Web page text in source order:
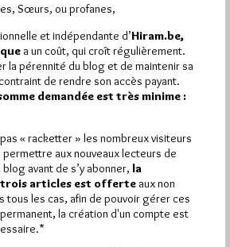
2026, Hiram.be a reçu1 698 visites
été lues (Source : Pirsch.io)
Plus d’informations
- RSS
Sœurs, ou profanes,
et indépendante d’Hiram.be,
a un coût, qui croît régulièrement.
la pérennité du blog et de maintenir sa
de rendre son accès payant.
demandée est très minime :
« racketter » les nombreux visiteurs
aux nouveaux lecteurs de
avant de s’y abonner, la
articles est offerte aux non
tous les cas, afin de pouvoir gérer ces
la création d'un compte est